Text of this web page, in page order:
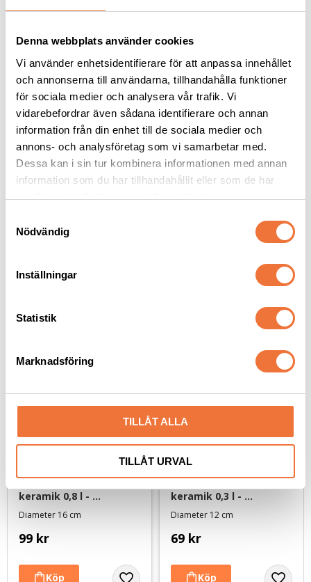
Denna webbplats använder cookies
Vi använder enhetsidentifierare för att anpassa innehållet
och annonserna till användarna, tillhandahålla funktioner
för sociala medier och analysera vår trafik. Vi
vidarebefordrar även sådana identifierare och annan
information från din enhet till de sociala medier och
annons- och analysföretag som vi samarbetar med.
Dessa kan i sin tur kombinera informationen med annan
information som du har tillhandahållit eller som de har
samlat in när du har använt deras tjänster.
Nödvändig
Inställningar
Statistik
Marknadsföring
TILLÅT ALLA
TILLÅT URVAL
Rogz Utility ställbart
hundhalsband med
reflextråd - Rosa
Finns i många storlekar
Rogz Utility ställbart
hundhalsband med
reflextråd - Lila
Finns i många storlekar
keramik 0,8 l -
Diameter 16 cm
99 kr
keramik 0,3 l -
Diameter 12 cm
69 kr